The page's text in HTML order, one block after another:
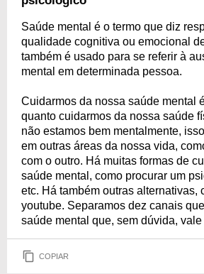
Saúde mental é o termo que diz
qualidade cognitiva ou emocional
também é usado para se referir à
mental em determinada pessoa.
Cuidarmos da nossa saúde mental
quanto cuidarmos da nossa saúde
não estamos bem mentalmente,
em outras áreas da nossa vida,
com o outro. Há muitas formas de
saúde mental, como procurar um
etc. Há também outras alternativas,
youtube. Separamos dez canais
saúde mental que, sem dúvida,
COPIAR